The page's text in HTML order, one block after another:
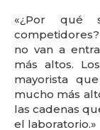
«¿Por qué
no van a
más altos.
mayorista
mucho más
las cadenas
el laboratorio.»